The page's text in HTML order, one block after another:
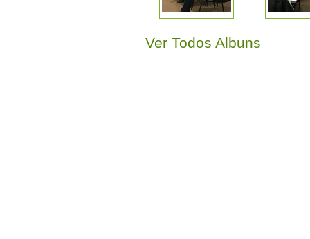
Ver Todos Albuns